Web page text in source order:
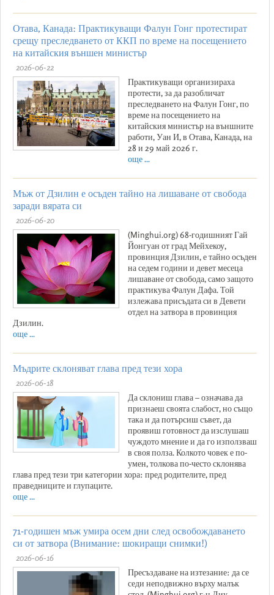
Отава, Канада: Практикуващи Фалун Гонг протестират
срещу преследването от ККП по време на посещението
на китайския външен министър
2026-06-22
Практикуващи организираха
протести, за да разобличат
преследването на Фалун Гонг, по
време на посещението на
китайския министър на външните
работи, Уан И, в Отава, Канада, на
28 и 29 май 2026 г.
още ...
Мъж от Дзилин е осъден тайно на лишаване от свобода
заради вярата си
2026-06-20
(Minghui.org) 68-годишният Гай
Йонгуан от град Мейхекоу,
провинция Дзилин, е тайно осъден
на седем години и девет месеца
лишаване от свобода, само защото
практикува Фалун Дафа. Той
излежава присъдата си в Девети
отдел на затвора в провинция
Дзилин.
още ...
Мъдрите склоняват глава пред тези хора
2026-06-18
Да склониш глава – означава да
признаеш своята слабост, но също
така и да потърсиш съвет, да
проявиш готовност да изслушаш
чуждото мнение и да го използваш
в своя полза. Колкото човек е по-
умен, толкова по-често склонява
глава пред тези три категории хора: пред родителите, пред
праведниците и глупаците.
още ...
71-годишен мъж умира осем дни след освобождаването
си от затвора (Внимание: шокиращи снимки!)
2026-06-16
Пресъздаване на изтезание: да се
седи неподвижно върху малък